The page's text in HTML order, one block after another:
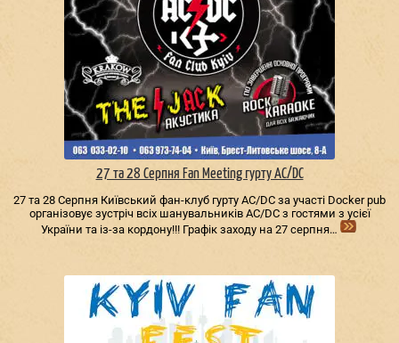
27 та 28 Серпня Fan Meeting гурту AC/DС
27 та 28 Серпня Київський фан-клуб гурту AC/DС за участі Docker pub
організовує зустріч всіх шанувальників AC/DС з гостями з усієї
України та із-за кордону!!! Графік заходу на 27 серпня…